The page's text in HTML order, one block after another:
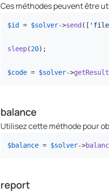
Ces méthodes peuvent être
$id = $solver->send ([
sleep(20);
$code = $solver->getResult
balance
Utilisez cette méthode pour
$balance = $solver->
report